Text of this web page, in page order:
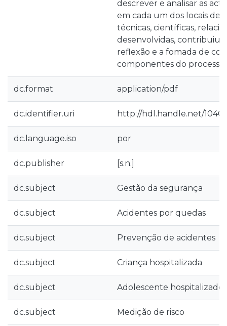
descrever e analisar as
em cada um dos locais de
técnicas, científicas,
desenvolvidas, contribuiu,
reflexão e a fomada de
componentes do processo
dc.format application/pdf
dc.identifier.uri http://hdl.handle.net/
dc.language.iso por
dc.publisher [s.n.]
dc.subject Gestão da segurança
dc.subject Acidentes por quedas
dc.subject Prevenção de acidentes
dc.subject Criança hospitalizada
dc.subject Adolescente hospitalizado
dc.subject Medição de risco